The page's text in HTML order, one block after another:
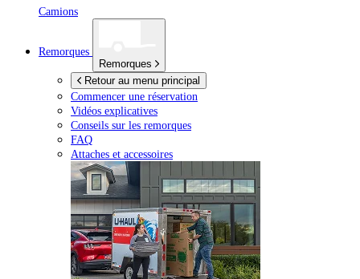
Camions
Remorques
Remorques
Retour au menu principal
Commencer une réservation
Vidéos explicatives
Conseils sur les remorques
FAQ
Attaches et accessoires